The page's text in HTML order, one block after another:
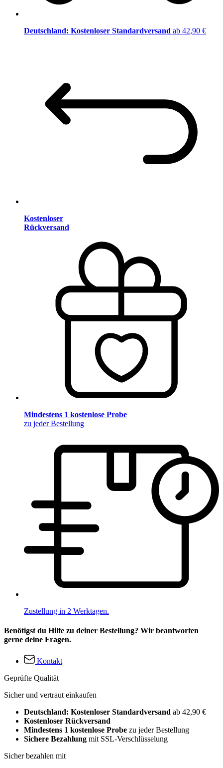
Deutschland: Kostenloser Standardversand ab 42,90 €
Kostenloser
Rückversand
Mindestens 1 kostenlose Probe
zu jeder Bestellung
Zustellung in 2 Werktagen.
Benötigst du Hilfe zu deiner Bestellung? Wir beantworten
gerne deine Fragen.
Kontakt
Geprüfte Qualität
Sicher und vertraut einkaufen
Deutschland: Kostenloser Standardversand ab 42,90 €
Kostenloser Rückversand
Mindestens 1 kostenlose Probe zu jeder Bestellung
Sichere Bezahlung mit SSL-Verschlüsselung
Sicher bezahlen mit